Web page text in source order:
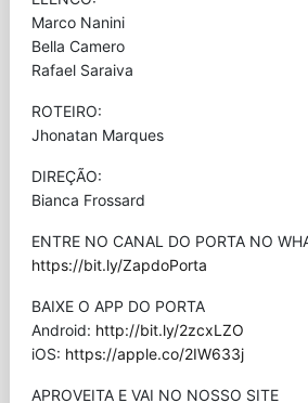
Marco Nanini
Bella Camero
Rafael Saraiva
ROTEIRO:
Jhonatan Marques
DIREÇÃO:
Bianca Frossard
ENTRE NO CANAL DO PORTA NO
https://bit.ly/ZapdoPorta
BAIXE O APP DO PORTA
Android: http://bit.ly/2zcxLZO
iOS: https://apple.co/2IW633j
APROVEITA E VAI NO NOSSO SITE